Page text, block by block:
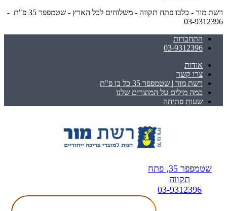
רשת מור - כלבו פתח תקווה - משלוחים לכל הארץ - שטמפפר 35 פ"ת -
03-9312396
התחברות
03-9312396
אודות
צרו קשר
רשת מור | שטמפפר 35 כל בו פ"ת
כמה מילים על המוצרים שלנו
שעות פתיחה
שטמפפר 35, פתח
תקווה
03-9312396